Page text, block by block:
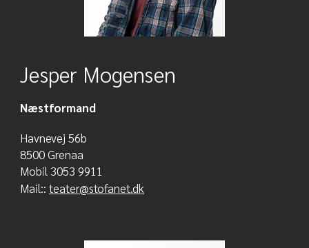
Jesper Mogensen
Næstformand
Havnevej 56b
8500 Grenaa
Mobil 3053 9911
Mail:: teater@stofanet.dk